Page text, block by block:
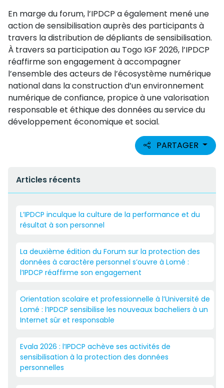
En marge du forum, l’IPDCP a également mené une
action de sensibilisation auprès des participants à
travers la distribution de dépliants de sensibilisation.
À travers sa participation au Togo IGF 2026, l’IPDCP
réaffirme son engagement à accompagner
l’ensemble des acteurs de l’écosystème numérique
national dans la construction d’un environnement
numérique de confiance, propice à une valorisation
responsable et éthique des données au service du
développement économique et social.
PARTAGER
Articles récents
L’IPDCP inculque la culture de la performance et du
résultat à son personnel
La deuxième édition du Forum sur la protection des
données à caractère personnel s’ouvre à Lomé :
l’IPDCP réaffirme son engagement
Orientation scolaire et professionnelle à l’Université de
Lomé : l’IPDCP sensibilise les nouveaux bacheliers à un
Internet sûr et responsable
Evala 2026 : l’IPDCP achève ses activités de
sensibilisation à la protection des données
personnelles